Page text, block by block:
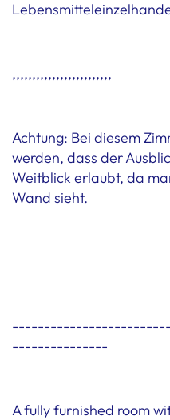
,,,,,,,,,,,,,,,,,,,,,,,,,
Achtung: Bei diesem
werden, dass der
Weitblick erlaubt, da
Wand sieht.
---------------
A fully furnished room